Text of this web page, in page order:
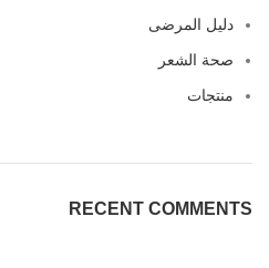
دليل المرضى
صحة الشعر
منتجات
RECENT COMMENTS